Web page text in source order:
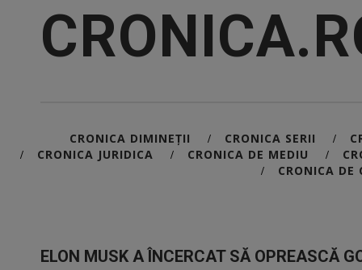
CRONICA DIMINEȚII / CRONICA SERII /
/ CRONICA JURIDICA / CRONICA DE MEDIU /
/ CRONICA DE
ELON MUSK A ÎNCERCAT SĂ OPREASCĂ